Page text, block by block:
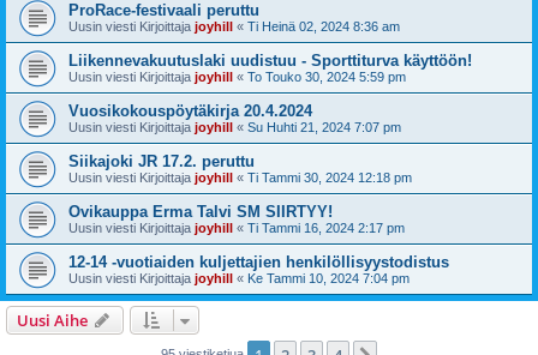
ProRace-festivaali peruttu
Uusin viesti Kirjoittaja joyhill « Ti Heinä 02, 2024 8:36 am
Liikennevakuutuslaki uudistuu - Sporttiturva käyttöön!
Uusin viesti Kirjoittaja joyhill « To Touko 30, 2024 5:59 pm
Vuosikokouspöytäkirja 20.4.2024
Uusin viesti Kirjoittaja joyhill « Su Huhti 21, 2024 7:07 pm
Siikajoki JR 17.2. peruttu
Uusin viesti Kirjoittaja joyhill « Ti Tammi 30, 2024 12:18 pm
Ovikauppa Erma Talvi SM SIIRTYY!
Uusin viesti Kirjoittaja joyhill « Ti Tammi 16, 2024 2:17 pm
12-14 -vuotiaiden kuljettajien henkilöllisyystodistus
Uusin viesti Kirjoittaja joyhill « Ke Tammi 10, 2024 7:04 pm
Uusi Aihe